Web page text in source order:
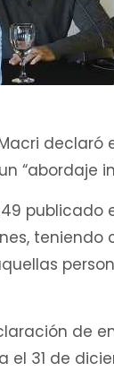
“abordaje
publicado
de
31 de